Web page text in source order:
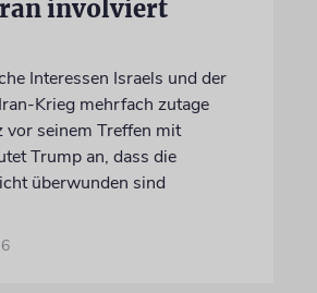
involviert
Interessen Israels und der
Krieg mehrfach zutage
vor seinem Treffen mit
Trump an, dass die
überwunden sind